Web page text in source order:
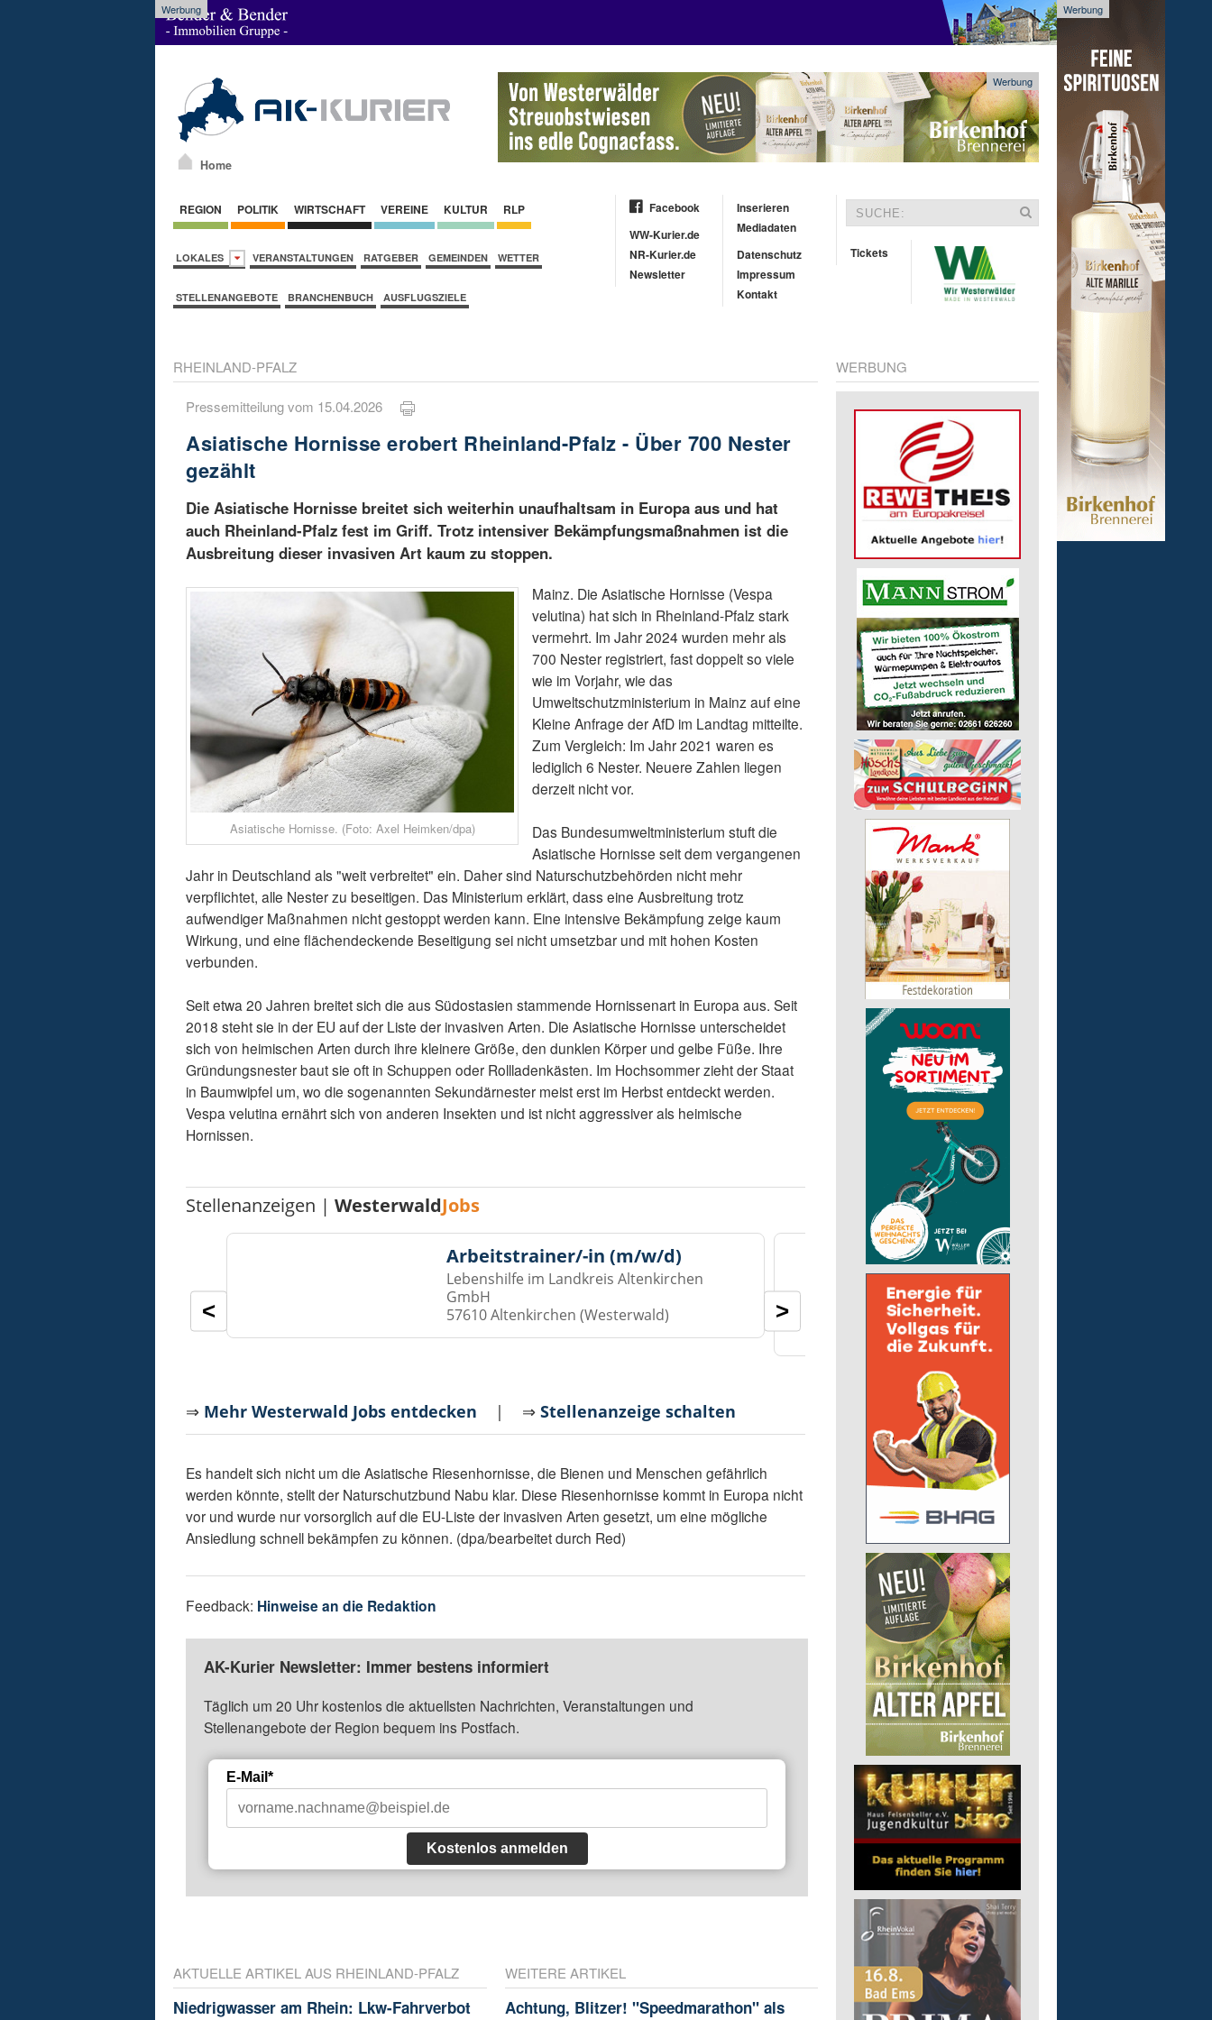
Werbung Werbung
Home
Werbung
REGION POLITIK WIRTSCHAFT VEREINE KULTUR RLP
LOKALES VERANSTALTUNGEN RATGEBER GEMEINDEN WETTER
STELLENANGEBOTE BRANCHENBUCH AUSFLUGSZIELE
Facebook
WW-Kurier.de
NR-Kurier.de
Newsletter
Inserieren
Mediadaten
Datenschutz
Impressum
Kontakt
Tickets
RHEINLAND-PFALZ
Pressemitteilung vom 15.04.2026
Asiatische Hornisse erobert Rheinland-Pfalz - Über 700 Nester
gezählt
Die Asiatische Hornisse breitet sich weiterhin unaufhaltsam in Europa aus und hat
auch Rheinland-Pfalz fest im Griff. Trotz intensiver Bekämpfungsmaßnahmen ist die
Ausbreitung dieser invasiven Art kaum zu stoppen.
Asiatische Hornisse. (Foto: Axel Heimken/dpa)
Mainz. Die Asiatische Hornisse (Vespa
velutina) hat sich in Rheinland-Pfalz stark
vermehrt. Im Jahr 2024 wurden mehr als
700 Nester registriert, fast doppelt so viele
wie im Vorjahr, wie das
Umweltschutzministerium in Mainz auf eine
Kleine Anfrage der AfD im Landtag mitteilte.
Zum Vergleich: Im Jahr 2021 waren es
lediglich 6 Nester. Neuere Zahlen liegen
derzeit nicht vor.
Das Bundesumweltministerium stuft die
Asiatische Hornisse seit dem vergangenen
Jahr in Deutschland als "weit verbreitet" ein. Daher sind Naturschutzbehörden nicht mehr
verpflichtet, alle Nester zu beseitigen. Das Ministerium erklärt, dass eine Ausbreitung trotz
aufwendiger Maßnahmen nicht gestoppt werden kann. Eine intensive Bekämpfung zeige kaum
Wirkung, und eine flächendeckende Beseitigung sei nicht umsetzbar und mit hohen Kosten
verbunden.
Seit etwa 20 Jahren breitet sich die aus Südostasien stammende Hornissenart in Europa aus. Seit
2018 steht sie in der EU auf der Liste der invasiven Arten. Die Asiatische Hornisse unterscheidet
sich von heimischen Arten durch ihre kleinere Größe, den dunklen Körper und gelbe Füße. Ihre
Gründungsnester baut sie oft in Schuppen oder Rollladenkästen. Im Hochsommer zieht der Staat
in Baumwipfel um, wo die sogenannten Sekundärnester meist erst im Herbst entdeckt werden.
Vespa velutina ernährt sich von anderen Insekten und ist nicht aggressiver als heimische
Hornissen.
Stellenanzeigen |WesterwaldJobs
Arbeitstrainer/-in (m/w/d)
Lebenshilfe im Landkreis Altenkirchen
GmbH
57610 Altenkirchen (Westerwald)
Auslieferungsfahrer/-in
für Mittagessen
< >
⇒ Mehr Westerwald Jobs entdecken | ⇒Stellenanzeige schalten
Es handelt sich nicht um die Asiatische Riesenhornisse, die Bienen und Menschen gefährlich
werden könnte, stellt der Naturschutzbund Nabu klar. Diese Riesenhornisse kommt in Europa nicht
vor und wurde nur vorsorglich auf die EU-Liste der invasiven Arten gesetzt, um eine mögliche
Ansiedlung schnell bekämpfen zu können. (dpa/bearbeitet durch Red)
Feedback: Hinweise an die Redaktion
AK-Kurier Newsletter: Immer bestens informiert
Täglich um 20 Uhr kostenlos die aktuellsten Nachrichten, Veranstaltungen und
Stellenangebote der Region bequem ins Postfach.
E-Mail*
Kostenlos anmelden
AKTUELLE ARTIKEL AUS RHEINLAND-PFALZ
Niedrigwasser am Rhein: Lkw-Fahrverbot
WEITERE ARTIKEL
Achtung, Blitzer! "Speedmarathon" als
WERBUNG